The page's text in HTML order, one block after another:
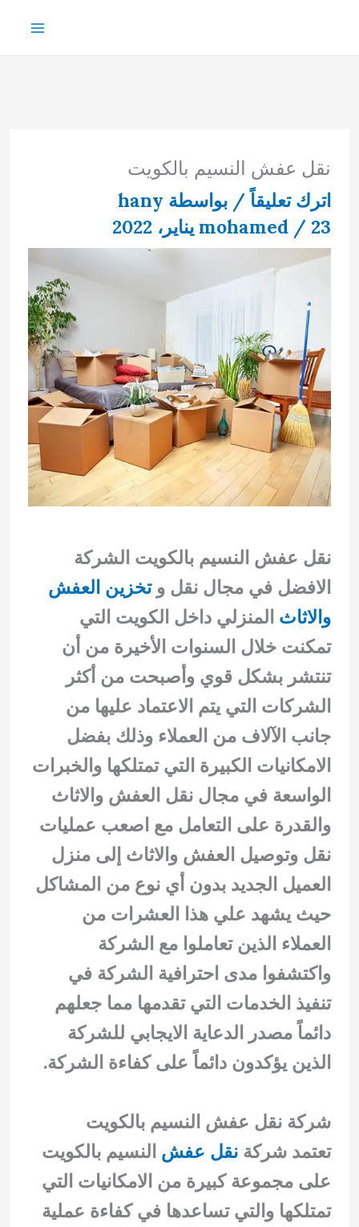
نقل عفش النسيم بالكويت
اترك تعليقاً / بواسطة hany
mohamed / 23 يناير، 2022
نقل عفش النسيم بالكويت الشركة
الافضل في مجال نقل وتخزين العفش
والاثاث المنزلي داخل الكويت التي
تمكنت خلال السنوات الأخيرة من أن
تنتشر بشكل قوي وأصبحت من أكثر
الشركات التي يتم الاعتماد عليها من
جانب الآلاف من العملاء وذلك بفضل
الامكانيات الكبيرة التي تمتلكها والخبرات
الواسعة في مجال نقل العفش والاثاث
والقدرة على التعامل مع اصعب عمليات
نقل وتوصيل العفش والاثاث إلى منزل
العميل الجديد بدون أي نوع من المشاكل
حيث يشهد علي هذا العشرات من
العملاء الذين تعاملوا مع الشركة
واكتشفوا مدى احترافية الشركة في
تنفيذ الخدمات التي تقدمها مما جعلهم
دائماً مصدر الدعاية الايجابي للشركة
الذين يؤكدون دائماً على كفاءة الشركة.
شركة نقل عفش النسيم بالكويت
تعتمد شركةنقل عفش النسيم بالكويت
على مجموعة كبيرة من الامكانيات التي
تمتلكها والتي تساعدها في كفاءة عملية